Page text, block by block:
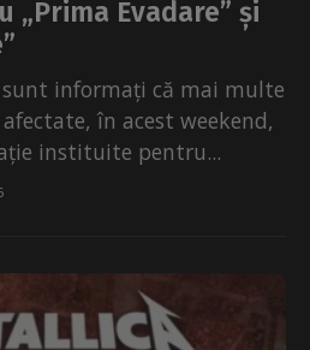
„Prima Evadare” și
informați că mai multe
în acest weekend,
instituite pentru...